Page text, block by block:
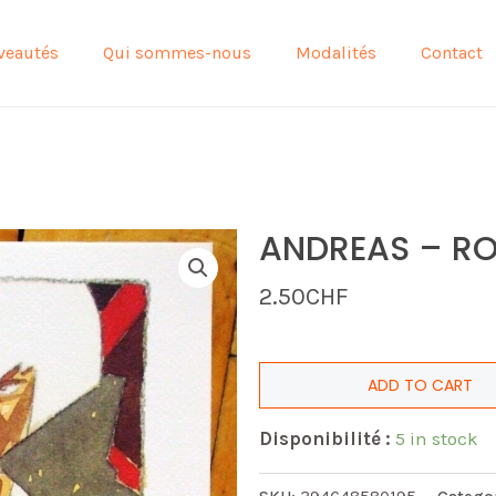
Qui sommes-nous Modalités Contact
ANDREAS –
2.50CHF
ADD TO CART
Disponibilité : 5 in stock